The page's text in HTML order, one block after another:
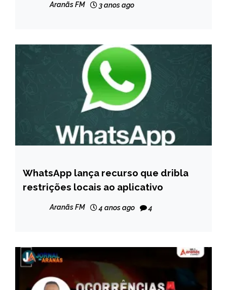
Aranãs FM 3 anos ago
INTERNACIONAL
NOTÍCIAS
WhatsApp lança recurso que dribla
restrições locais ao aplicativo
Aranãs FM 4 anos ago 4